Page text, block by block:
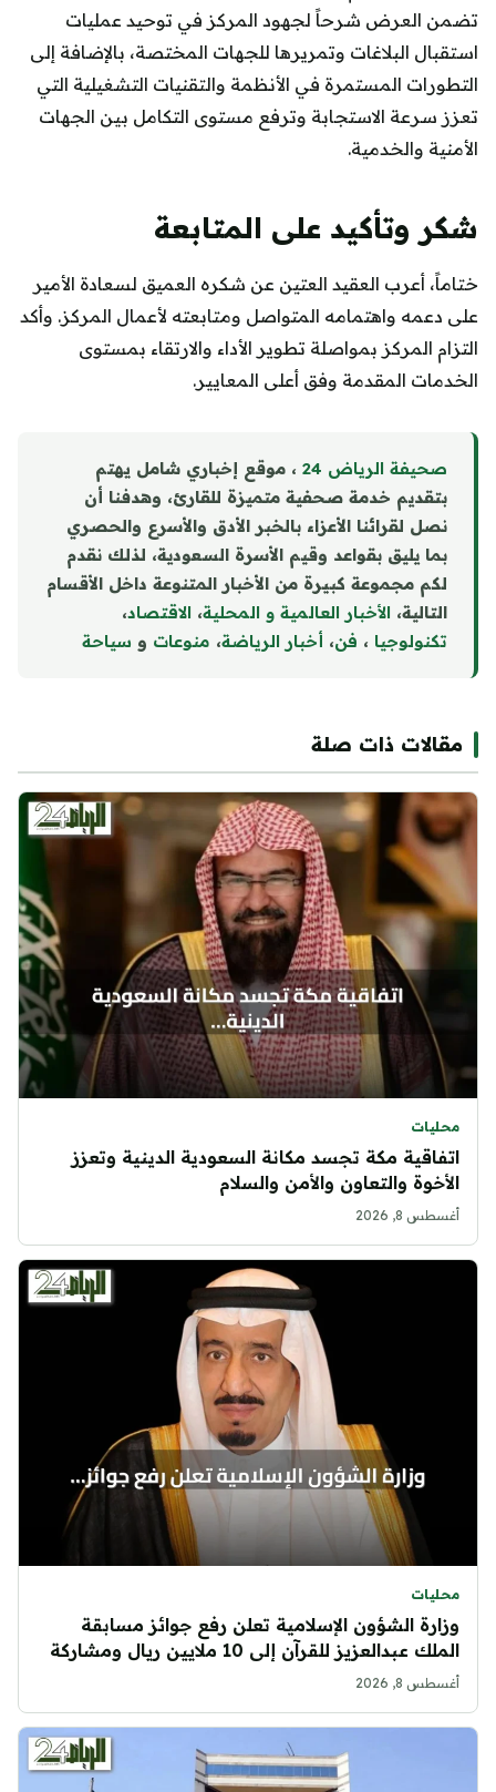
تضمن العرض شرحاً لجهود المركز في توحيد عمليات
استقبال البلاغات وتمريرها للجهات المختصة، بالإضافة إلى
التطورات المستمرة في الأنظمة والتقنيات التشغيلية التي
تعزز سرعة الاستجابة وترفع مستوى التكامل بين الجهات
الأمنية والخدمية.
شكر وتأكيد على المتابعة
ختاماً، أعرب العقيد العتين عن شكره العميق لسعادة الأمير
على دعمه واهتمامه المتواصل ومتابعته لأعمال المركز. وأكد
التزام المركز بمواصلة تطوير الأداء والارتقاء بمستوى
الخدمات المقدمة وفق أعلى المعايير.
صحيفة الرياض 24
، موقع إخباري شامل يهتم
بتقديم خدمة صحفية متميزة للقارئ، وهدفنا أن
نصل لقرائنا الأعزاء بالخبر الأدق والأسرع والحصري
بما يليق بقواعد وقيم الأسرة السعودية، لذلك نقدم
لكم مجموعة كبيرة من الأخبار المتنوعة داخل الأقسام
التالية، الأخبار العالمية و المحلية، الاقتصاد،
تكنولوجيا ، فن، أخبار الرياضة، منوعات و سياحة
مقالات ذات صلة
محليات
اتفاقية مكة تجسد مكانة السعودية الدينية وتعزز
الأخوة والتعاون والأمن والسلام
أغسطس 8, 2026
محليات
وزارة الشؤون الإسلامية تعلن رفع جوائز مسابقة
الملك عبدالعزيز للقرآن إلى 10 ملايين ريال ومشاركة
الإناث لأول مرة
أغسطس 8, 2026